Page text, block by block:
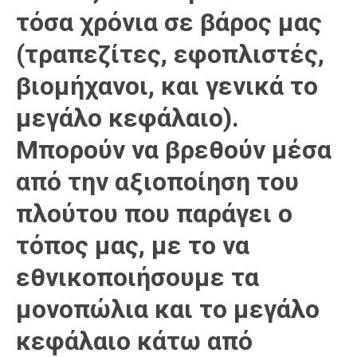
τόσα χρόνια σε βάρος μας
(τραπεζίτες, εφοπλιστές,
βιομήχανοι, και γενικά το
μεγάλο κεφάλαιο).
Μπορούν να βρεθούν μέσα
από την αξιοποίηση του
πλούτου που παράγει ο
τόπος μας, με το να
εθνικοποιήσουμε τα
μονοπώλια και το μεγάλο
κεφάλαιο κάτω από